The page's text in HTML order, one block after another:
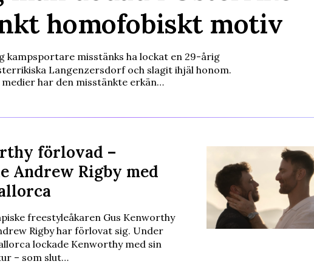
homofobiskt motiv
kampsportare misstänks ha lockat en 29-årig
Langenzersdorf och slagit ihjäl honom.
har den misstänkte erkän…
förlovad –
Andrew Rigby med
freestyleåkaren Gus Kenworthy
Rigby har förlovat sig. Under
lockade Kenworthy med sin
– som slut…